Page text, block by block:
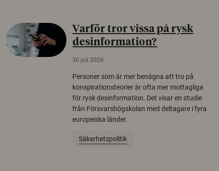
Varför tror vissa på rysk
desinformation?
30 juli 2026
Personer som är mer benägna att tro på
konspirationsteorier är ofta mer mottagliga
för rysk desinformation. Det visar en studie
från Försvarshögskolan med deltagare i fyra
europeiska länder.
Säkerhetspolitik